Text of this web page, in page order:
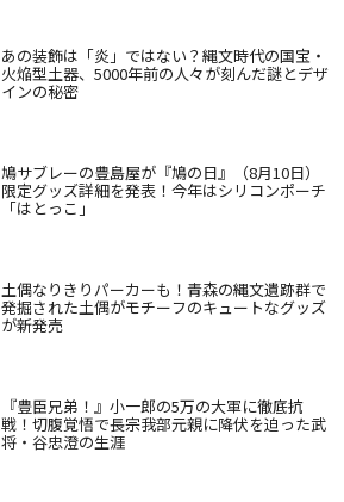
あの装飾は「炎」ではない？縄文時代の国宝・
火焔型土器、5000年前の人々が刻んだ謎とデザ
インの秘密
鳩サブレーの豊島屋が『鳩の日』（8月10日）
限定グッズ詳細を発表！今年はシリコンポーチ
「はとっこ」
土偶なりきりパーカーも！青森の縄文遺跡群で
発掘された土偶がモチーフのキュートなグッズ
が新発売
『豊臣兄弟！』小一郎の5万の大軍に徹底抗
戦！切腹覚悟で長宗我部元親に降伏を迫った武
将・谷忠澄の生涯